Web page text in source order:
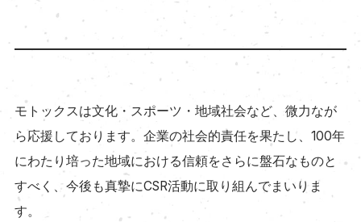
モトックスは文化・スポーツ・地域社会など、微力なが
ら応援しております。 企業の社会的責任を果たし、100年
にわたり培った地域における信頼をさらに盤石なものと
すべく、 今後も真摯にCSR活動に取り組んでまいりま
す。